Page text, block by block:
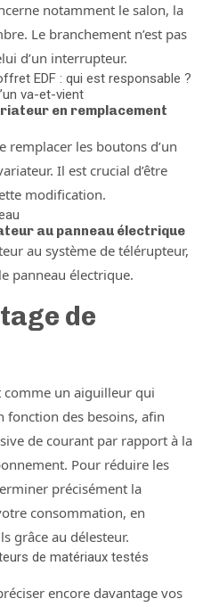
notamment le salon, la
Le branchement n’est pas
d’un interrupteur.
EDF : qui est responsable ?
va-et-vient
en remplacement
remplacer les boutons d’un
Il est crucial d’être
modification.
au panneau électrique
au système de télérupteur,
panneau électrique.
de
comme un aiguilleur qui
fonction des besoins, afin
de courant par rapport à la
Pour réduire les
précisément la
consommation, en
grâce au délesteur.
de matériaux testés
encore davantage vos